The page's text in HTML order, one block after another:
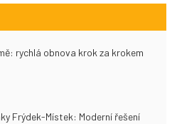
rychlá obnova krok za krokem
Frýdek-Místek: Moderní řešení